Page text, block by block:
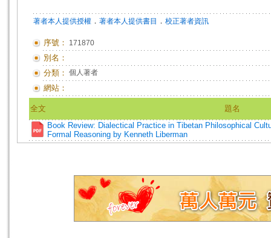
著者本人提供授權 ． 著者本人提供書目 ． 校正著者資訊
序號： 171870
別名：
分類： 個人著者
網站：
全文
題名
Book Review: Dialectical Practice in Tibetan Philosophical
Formal Reasoning by Kenneth Liberman